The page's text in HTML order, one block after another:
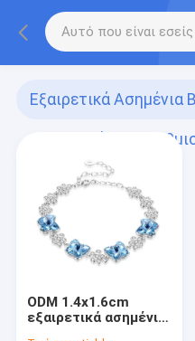
Εξαιρετικά Ασημένια
Ολισθαινόντων
(10)
ODM 1.4x1.6cm
εξαιρετικά ασημένια